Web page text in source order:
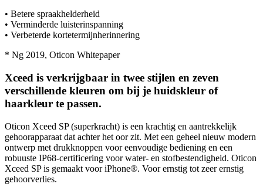
• Betere spraakhelderheid
• Verminderde luisterinspanning
• Verbeterde kortetermijnherinnering
* Ng 2019, Oticon Whitepaper
Xceed is verkrijgbaar in twee stijlen en zeven
verschillende kleuren om bij je huidskleur of
haarkleur te passen.
Oticon Xceed SP (superkracht) is een krachtig en aantrekkelijk
gehoorapparaat dat achter het oor zit. Met een geheel nieuw modern
ontwerp met drukknoppen voor eenvoudige bediening en een
robuuste IP68-certificering voor water- en stofbestendigheid. Oticon
Xceed SP is gemaakt voor iPhone®. Voor ernstig tot zeer ernstig
gehoorverlies.